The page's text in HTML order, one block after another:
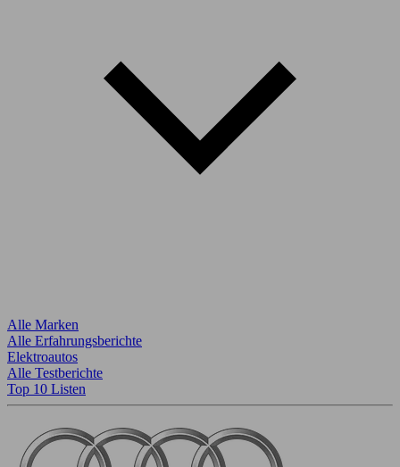
Alle Marken
Alle Erfahrungsberichte
Elektroautos
Alle Testberichte
Top 10 Listen